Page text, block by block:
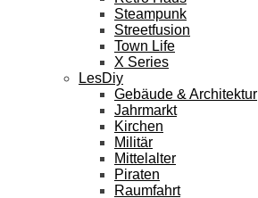
Steampunk
Streetfusion
Town Life
X Series
LesDiy
Gebäude & Architektur
Jahrmarkt
Kirchen
Militär
Mittelalter
Piraten
Raumfahrt